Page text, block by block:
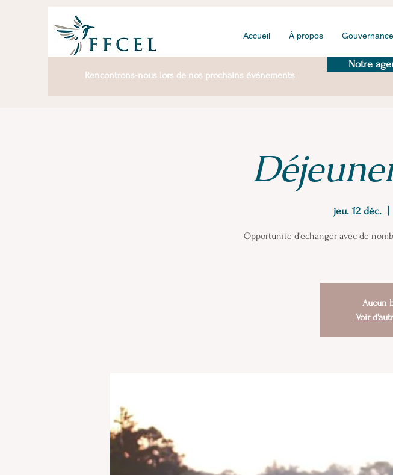
Rencontrons-nous lors de nos prochains événements
Notre
Accueil À propos Gouvernance
jeu. 12 déc.
Opportunité d'échanger avec de
Aucun
Voir